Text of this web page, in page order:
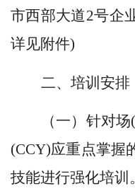
市西部大道2号企
详见附件)
二、培训安排
（一）针对
(CCY)应重点掌握
技能进行强化培训。